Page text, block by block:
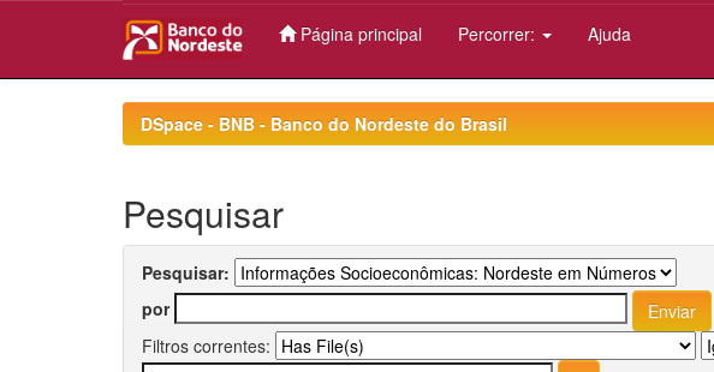
Página principal Percorrer: Ajuda
DSpace - BNB - Banco do Nordeste do Brasil
Pesquisar
Pesquisar:
por
Filtros correntes: